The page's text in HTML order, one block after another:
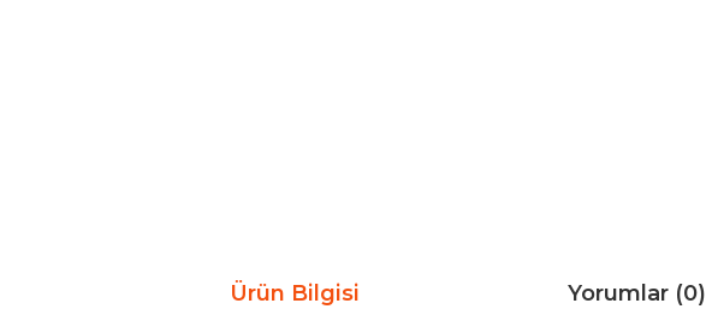
Ürün Bilgisi Yorumlar (0)